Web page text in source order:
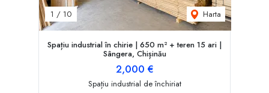
1 / 10 Harta
Spațiu industrial în chirie | 650 m² + teren 15 ari |
Sângera, Chișinău
2,000 €
Spațiu industrial de închiriat